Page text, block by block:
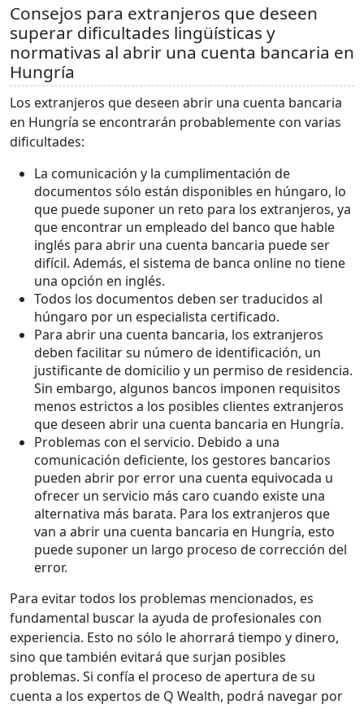
Consejos para extranjeros que deseen
superar dificultades lingüísticas y
normativas al abrir una cuenta bancaria en
Hungría
Los extranjeros que deseen abrir una cuenta bancaria
en Hungría se encontrarán probablemente con varias
dificultades:
La comunicación y la cumplimentación de
documentos sólo están disponibles en húngaro, lo
que puede suponer un reto para los extranjeros, ya
que encontrar un empleado del banco que hable
inglés para abrir una cuenta bancaria puede ser
difícil. Además, el sistema de banca online no tiene
una opción en inglés.
Todos los documentos deben ser traducidos al
húngaro por un especialista certificado.
Para abrir una cuenta bancaria, los extranjeros
deben facilitar su número de identificación, un
justificante de domicilio y un permiso de residencia.
Sin embargo, algunos bancos imponen requisitos
menos estrictos a los posibles clientes extranjeros
que deseen abrir una cuenta bancaria en Hungría.
Problemas con el servicio. Debido a una
comunicación deficiente, los gestores bancarios
pueden abrir por error una cuenta equivocada u
ofrecer un servicio más caro cuando existe una
alternativa más barata. Para los extranjeros que
van a abrir una cuenta bancaria en Hungría, esto
puede suponer un largo proceso de corrección del
error.
Para evitar todos los problemas mencionados, es
fundamental buscar la ayuda de profesionales con
experiencia. Esto no sólo le ahorrará tiempo y dinero,
sino que también evitará que surjan posibles
problemas. Si confía el proceso de apertura de su
cuenta a los expertos de Q Wealth, podrá navegar por